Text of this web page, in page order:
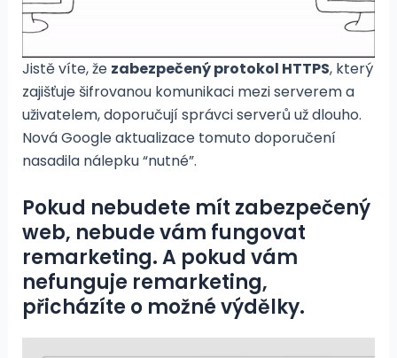
Jistě víte, že zabezpečený protokol HTTPS, který
zajišťuje šifrovanou komunikaci mezi serverem a
uživatelem, doporučují správci serverů už dlouho.
Nová Google aktualizace tomuto doporučení
nasadila nálepku “nutné”.
Pokud nebudete mít zabezpečený
web, nebude vám fungovat
remarketing. A pokud vám
nefunguje remarketing,
přicházíte o možné výdělky.